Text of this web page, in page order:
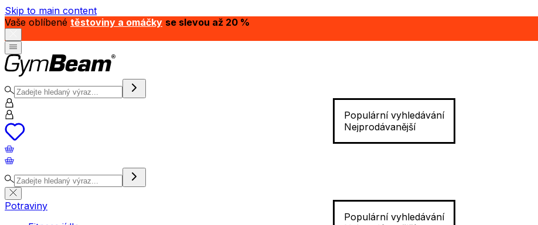
Skip to main content
Vaše oblíbené těstoviny a omáčky se slevou až 20 %
Populární vyhledávání
Nejprodávanější
Populární vyhledávání
Potraviny